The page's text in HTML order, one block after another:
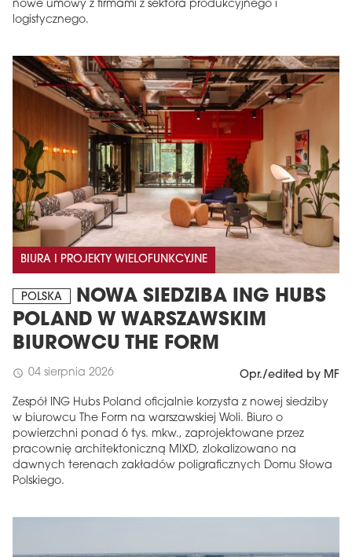
nowe umowy z firmami z sektora produkcyjnego i
logistycznego.
BIURA I PROJEKTY WIELOFUNKCYJNE
POLSKA
NOWA SIEDZIBA ING HUBS
POLAND W WARSZAWSKIM
BIUROWCU THE FORM
schedule 04 sierpnia 2026 Opr./edited by MF
Zespół ING Hubs Poland oficjalnie korzysta z nowej siedziby
w biurowcu The Form na warszawskiej Woli. Biuro o
powierzchni ponad 6 tys. mkw., zaprojektowane przez
pracownię architektoniczną MIXD, zlokalizowano na
dawnych terenach zakładów poligraficznych Domu Słowa
Polskiego.